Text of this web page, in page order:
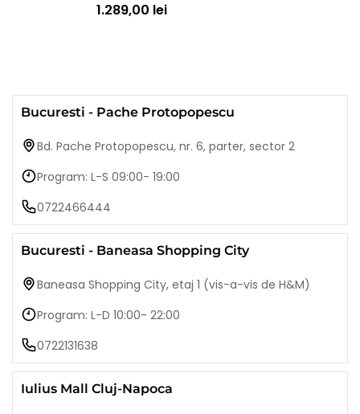
1.289,00 lei
Bucuresti - Pache Protopopescu
Bd. Pache Protopopescu, nr. 6, parter, sector 2
Program: L-S 09:00- 19:00
0722466444
Bucuresti - Baneasa Shopping City
Baneasa Shopping City, etaj 1 (vis-a-vis de H&M)
Program: L-D 10:00- 22:00
0722131638
Iulius Mall Cluj-Napoca